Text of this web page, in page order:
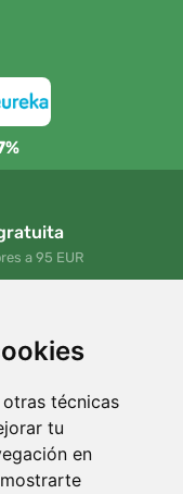
técnicas
tu
en
a 95 EUR
cualquier momento
Leer más